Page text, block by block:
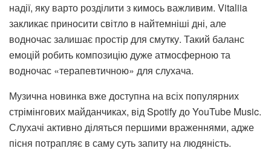
надії, яку варто розділити з кимось важливим. Vitaliia
закликає приносити світло в найтемніші дні, але
водночас залишає простір для смутку. Такий баланс
емоцій робить композицію дуже атмосферною та
водночас «терапевтичною» для слухача.
Музична новинка вже доступна на всіх популярних
стрімінгових майданчиках, від Spotify до YouTube Music.
Слухачі активно діляться першими враженнями, адже
пісня потрапляє в саму суть запиту на людяність.